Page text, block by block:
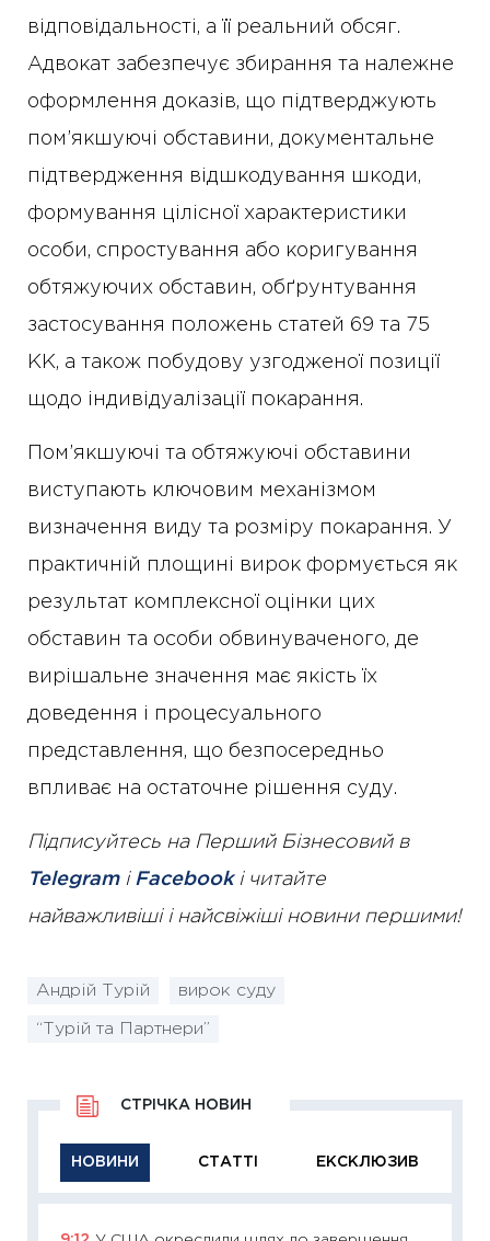
відповідальності, а її реальний обсяг.
Адвокат забезпечує збирання та належне
оформлення доказів, що підтверджують
пом’якшуючі обставини, документальне
підтвердження відшкодування шкоди,
формування цілісної характеристики
особи, спростування або коригування
обтяжуючих обставин, обґрунтування
застосування положень статей 69 та 75
КК, а також побудову узгодженої позиції
щодо індивідуалізації покарання.
Пом’якшуючі та обтяжуючі обставини
виступають ключовим механізмом
визначення виду та розміру покарання. У
практичній площині вирок формується як
результат комплексної оцінки цих
обставин та особи обвинуваченого, де
вирішальне значення має якість їх
доведення і процесуального
представлення, що безпосередньо
впливає на остаточне рішення суду.
Підписуйтесь на Перший Бізнесовий в
Telegramі Facebookі читайте
найважливіші і найсвіжіші новини першими!
Андрій Турій вирок суду
“Турій та Партнери”
НОВИНИ СТАТТІ ЕКСКЛЮЗИВ
СТРІЧКА НОВИН